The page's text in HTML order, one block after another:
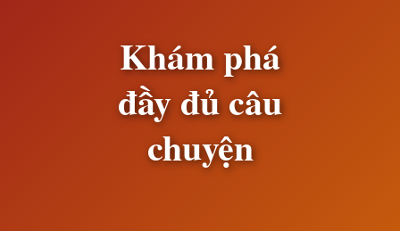
Khám phá
đầy đủ câu
chuyện